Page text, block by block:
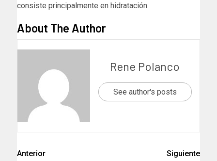
consiste principalmente en hidratación.
About The Author
Rene Polanco
See author's posts
Anterior
Siguiente